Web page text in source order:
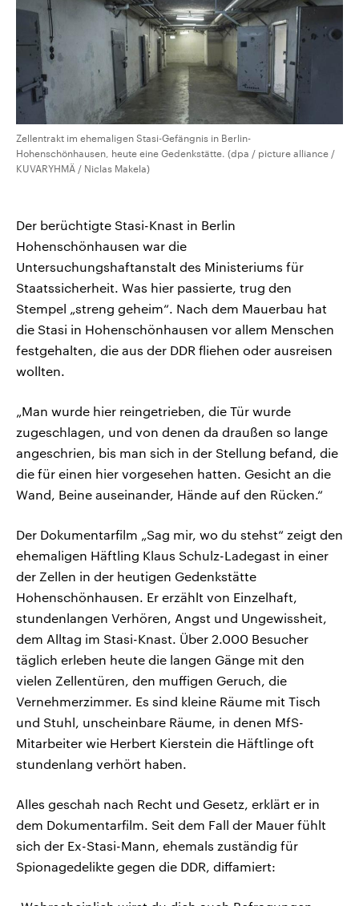
Zellentrakt im ehemaligen Stasi-Gefängnis in Berlin-
Hohenschönhausen, heute eine Gedenkstätte. (dpa / picture alliance /
KUVARYHMÄ / Niclas Makela)
Der berüchtigte Stasi-Knast in Berlin
Hohenschönhausen war die
Untersuchungshaftanstalt des Ministeriums für
Staatssicherheit. Was hier passierte, trug den
Stempel „streng geheim“. Nach dem Mauerbau hat
die Stasi in Hohenschönhausen vor allem Menschen
festgehalten, die aus der DDR fliehen oder ausreisen
wollten.
„Man wurde hier reingetrieben, die Tür wurde
zugeschlagen, und von denen da draußen so lange
angeschrien, bis man sich in der Stellung befand, die
die für einen hier vorgesehen hatten. Gesicht an die
Wand, Beine auseinander, Hände auf den Rücken.“
Der Dokumentarfilm „Sag mir, wo du stehst“ zeigt den
ehemaligen Häftling Klaus Schulz-Ladegast in einer
der Zellen in der heutigen Gedenkstätte
Hohenschönhausen. Er erzählt von Einzelhaft,
stundenlangen Verhören, Angst und Ungewissheit,
dem Alltag im Stasi-Knast. Über 2.000 Besucher
täglich erleben heute die langen Gänge mit den
vielen Zellentüren, den muffigen Geruch, die
Vernehmerzimmer. Es sind kleine Räume mit Tisch
und Stuhl, unscheinbare Räume, in denen MfS-
Mitarbeiter wie Herbert Kierstein die Häftlinge oft
stundenlang verhört haben.
Alles geschah nach Recht und Gesetz, erklärt er in
dem Dokumentarfilm. Seit dem Fall der Mauer fühlt
sich der Ex-Stasi-Mann, ehemals zuständig für
Spionagedelikte gegen die DDR, diffamiert: